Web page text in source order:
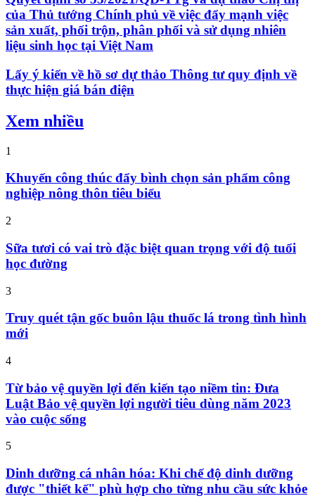
của Thủ tướng Chính phủ về việc đẩy mạnh việc
sản xuất, phối trộn, phân phối và sử dụng nhiên
liệu sinh học tại Việt Nam
Lấy ý kiến về hồ sơ dự thảo Thông tư quy định về
thực hiện giá bán điện
Xem nhiều
1
Khuyến công thúc đẩy bình chọn sản phẩm công
nghiệp nông thôn tiêu biểu
2
Sữa tươi có vai trò đặc biệt quan trọng với độ tuổi
học đường
3
Truy quét tận gốc buôn lậu thuốc lá trong tình hình
mới
4
Từ bảo vệ quyền lợi đến kiến tạo niềm tin: Đưa
Luật Bảo vệ quyền lợi người tiêu dùng năm 2023
vào cuộc sống
5
Dinh dưỡng cá nhân hóa: Khi chế độ dinh dưỡng
được "thiết kế" phù hợp cho từng nhu cầu sức khỏe